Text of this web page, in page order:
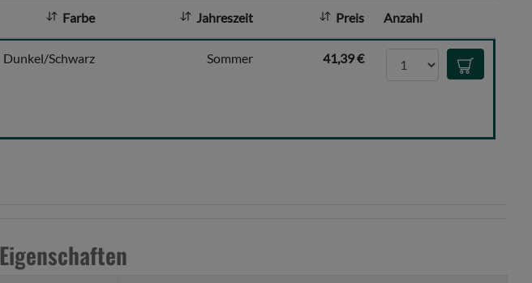
Farbe Jahreszeit Preis Anzahl
Dunkel/Schwarz Sommer 41,39 € In den
Eigenschaften